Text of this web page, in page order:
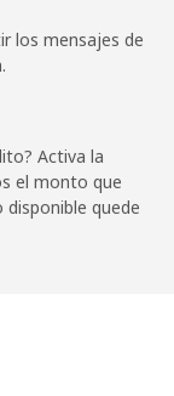
los mensajes de
Activa la
el monto que
disponible quede